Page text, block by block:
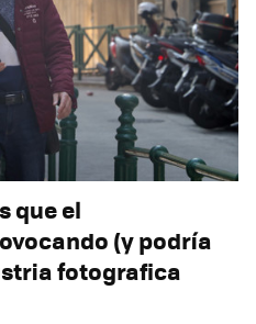
que el
(y podría
fotografica